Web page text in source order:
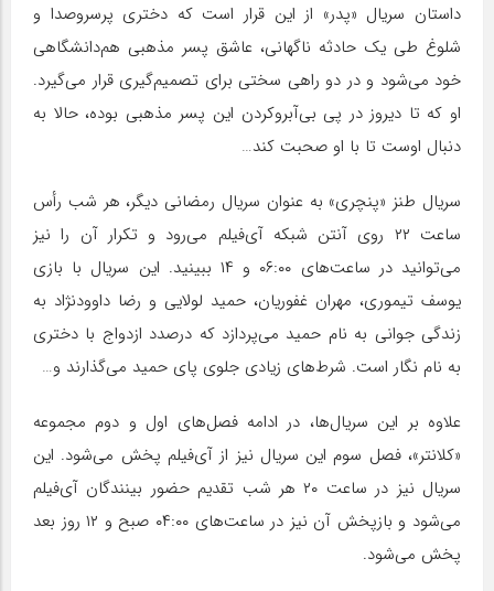
داستان سریال «پدر» از این قرار است که دختری پرسروصدا و
شلوغ طی یک حادثه ناگهانی، عاشق پسر مذهبی هم‌دانشگاهی
خود می‌شود و در دو راهی سختی برای تصمیم‌گیری قرار می‌گیرد.
او که تا دیروز در پی بی‌آبرو‌کردن این پسر مذهبی بوده، حالا به
دنبال اوست تا با او صحبت کند…
سریال طنز «پنچری» به عنوان سریال رمضانی دیگر، هر شب رأس
ساعت ۲۲ روی آنتن شبکه آی‌فیلم می‌رود و تکرار آن را نیز
می‌توانید در ساعت‌های ۰۶:۰۰ و ۱۴ ببینید. این سریال با بازی
یوسف تیموری، مهران غفوریان، حمید لولایی و رضا داوودنژاد به
زندگی جوانی به نام حمید می‌پردازد که درصدد ازدواج با دختری
به نام نگار است. شرط‌های زیادی جلوی پای حمید می‌گذارند و…
علاوه بر این سریال‌ها، در ادامه فصل‌های اول و دوم مجموعه
«کلانتر»، فصل سوم این سریال نیز از آی‌فیلم پخش می‌شود. این
سریال نیز در ساعت ۲۰ هر شب تقدیم حضور بینندگان آی‌فیلم
می‌شود و بازپخش آن نیز در ساعت‌های ۰۴:۰۰ صبح و ۱۲ روز بعد
پخش می‌شود.